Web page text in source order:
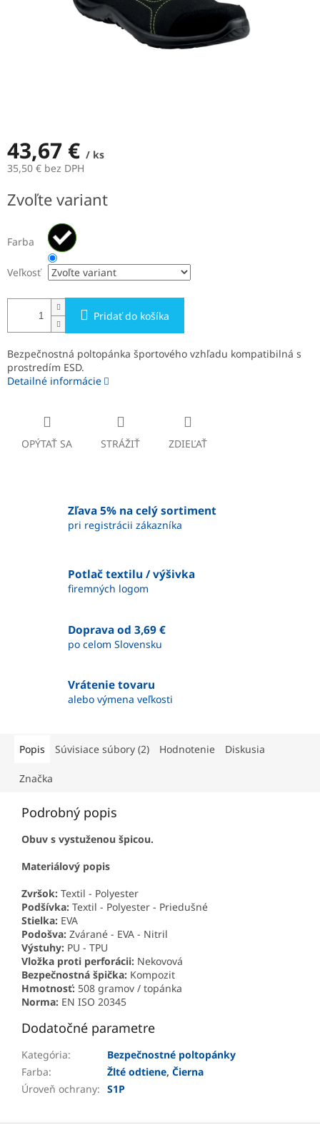
43,67 € / ks
35,50 € bez DPH
cena:
Zvoľte variant
Farba
Veľkosť
Pridať do košíka
Bezpečnostná poltopánka športového vzhľadu kompatibilná s
prostredím ESD.
Detailné informácie
OPÝTAŤ SA STRÁŽIŤ ZDIEĽAŤ
Zľava 5% na celý sortiment
pri registrácii zákazníka
Potlač textilu / výšivka
firemných logom
Doprava od 3,69 €
po celom Slovensku
Vrátenie tovaru
alebo výmena veľkosti
Popis Súvisiace súbory (2) Hodnotenie Diskusia
Značka
Podrobný popis
Obuv s vystuženou špicou.
Materiálový popis
Zvršok: Textil - Polyester
Podšívka: Textil - Polyester - Priedušné
Stielka: EVA
Podošva: Zvárané - EVA - Nitril
Výstuhy: PU - TPU
Vložka proti perforácii: Nekovová
Bezpečnostná špička: Kompozit
Hmotnosť: 508 gramov / topánka
Norma: EN ISO 20345
Dodatočné parametre
Kategória:
Bezpečnostné poltopánky
Farba: Žlté odtiene, Čierna
Úroveň ochrany: S1P